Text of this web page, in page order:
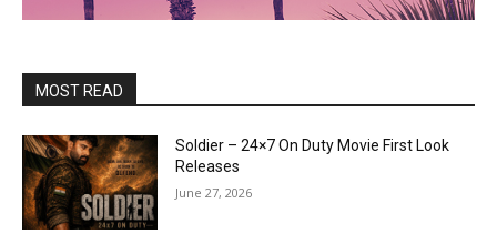
MOST READ
Soldier – 24×7 On Duty Movie First Look
Releases
June 27, 2026